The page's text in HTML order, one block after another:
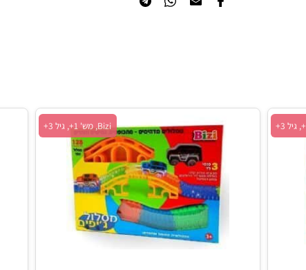
הוסף לרשימת המשאלות
Bizi, מש' 1+, גיל 3+